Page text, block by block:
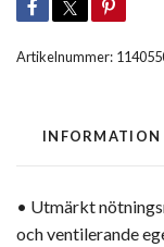
Artikelnummer:
INFORMATION
• Utmärkt
och ventilerande